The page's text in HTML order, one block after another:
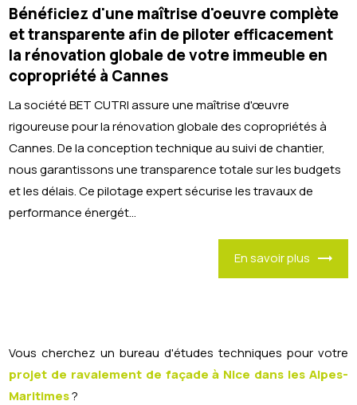
Bénéficiez d'une maîtrise d'oeuvre complète
et transparente afin de piloter efficacement
la rénovation globale de votre immeuble en
copropriété à Cannes
La société BET CUTRI assure une maîtrise d'œuvre
rigoureuse pour la rénovation globale des copropriétés à
Cannes. De la conception technique au suivi de chantier,
nous garantissons une transparence totale sur les budgets
et les délais. Ce pilotage expert sécurise les travaux de
performance énergét...
En savoir plus
Vous cherchez un bureau d'études techniques pour votre
projet de ravalement de façade à Nice dans les Alpes-
Maritimes?